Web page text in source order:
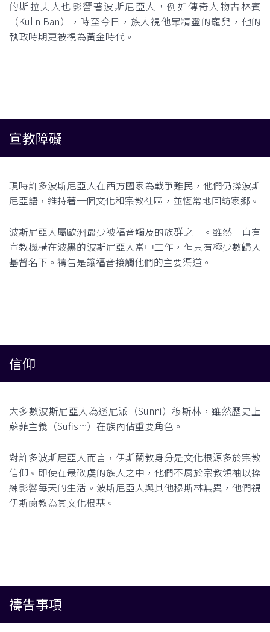
的斯拉夫人也影響著波斯尼亞人，例如傳奇人物古林賓
（Kulin Ban），時至今日，族人視他眾精靈的寵兒，他的
執政時期更被視為黃金時代。
宣教障礙
現時許多波斯尼亞人在西方國家為戰爭難民，他們仍操波斯
尼亞語，維持著一個文化和宗教社區，並恆常地回訪家鄉。
波斯尼亞人屬歐洲最少被福音觸及的族群之一。雖然一直有
宣教機構在波黑的波斯尼亞人當中工作，但只有極少數歸入
基督名下。禱告是讓福音接觸他們的主要渠道。
信仰
大多數波斯尼亞人為遜尼派（Sunni）穆斯林，雖然歷史上
蘇菲主義（Sufism）在族內佔重要角色。
對許多波斯尼亞人而言，伊斯蘭教身分是文化根源多於宗教
信仰。即使在最敬虔的族人之中，他們不屑於宗教領袖以操
練影響每天的生活。波斯尼亞人與其他穆斯林無異，他們視
伊斯蘭教為其文化根基。
禱告事項